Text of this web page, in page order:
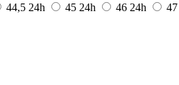
44,5 24h 45 24h 46 24h
47